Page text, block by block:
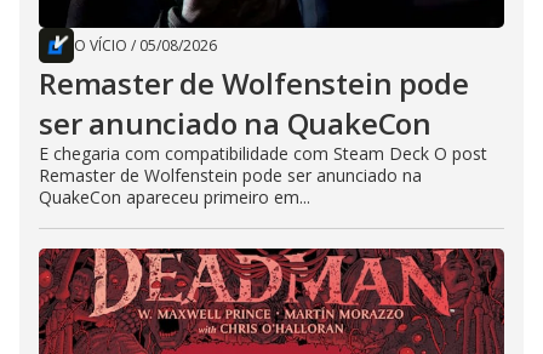
O VÍCIO / 05/08/2026
Remaster de Wolfenstein pode
ser anunciado na QuakeCon
E chegaria com compatibilidade com Steam Deck O post
Remaster de Wolfenstein pode ser anunciado na
QuakeCon apareceu primeiro em...